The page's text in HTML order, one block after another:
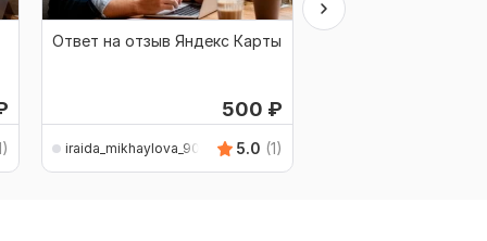
Ответ на отзыв Яндекс Карты
500 ₽
iraida_mikhaylova_90 5.0 (1)